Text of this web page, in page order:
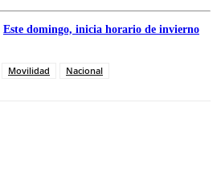
Este domingo, inicia horario de invierno
Movilidad Nacional